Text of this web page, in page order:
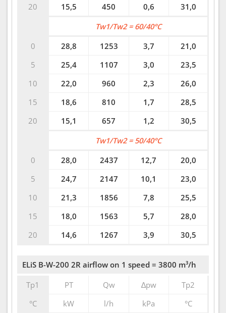
20
15,5
450 0,6 31,0
0
5
10
15
20
Tw1/Tw2 = 60/40°C
28,8
1253 3,7
21,0
25,4
1107 3,0
23,5
22,0
960 2,3
26,0
18,6
810 1,7
28,5
15,1
657 1,2 30,5
0
5
10
15
20
Tw1/Tw2 = 50/40°C
28,0
2437 12,7
20,0
24,7
2147 10,1
23,0
21,3
1856 7,8
25,5
18,0
1563 5,7
28,0
14,6
1267 3,9 30,5
ELiS B-W-200 2R airflow on 1 speed = 3800 m³/h
Tp1
°C
PT Qw ∆pw
Tp2
kW
l/h kPa °C